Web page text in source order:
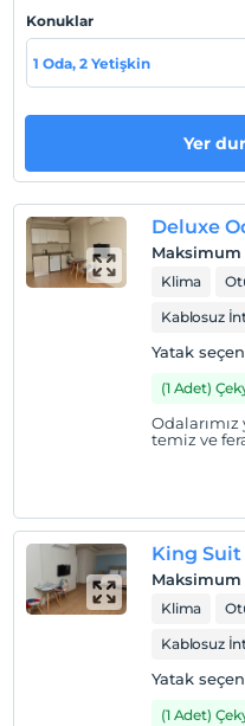
Check/out
En geç saat 12:00 ve
Evcil Hayvan
Çocuklar
2 yaşına kadar olan
Her bir oda için 6 yaşına
Konuklar
1 Oda, 2 Yetişkin
Yer
Deluxe
Maksimum
Klima
Kablosuz
Yatak
(1 Adet)
temiz ve
King Suit
Maksimum
Klima
Kablosuz
Yatak
(1 Adet)